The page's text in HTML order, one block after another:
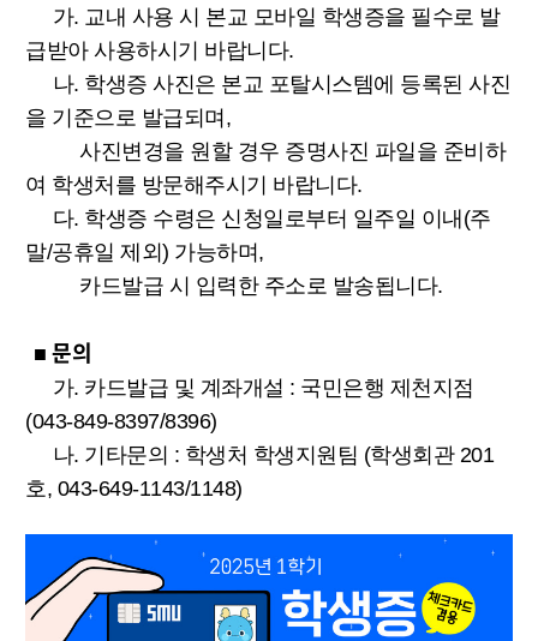
가. 교내 사용 시 본교 모바일 학생증을 필수로 발
급받아 사용하시기 바랍니다.
나. 학생증 사진은 본교 포탈시스템에 등록된 사진
을 기준으로 발급되며,
사진변경을 원할 경우 증명사진 파일을 준비하
여 학생처를 방문해주시기 바랍니다.
다. 학생증 수령은 신청일로부터 일주일 이내(주
말/공휴일 제외) 가능하며,
카드발급 시 입력한 주소로 발송됩니다.
■문의
가. 카드발급 및 계좌개설 : 국민은행 제천지점
(043-849-8397/8396)
나. 기타문의 : 학생처 학생지원팀 (학생회관 201
호, 043-649-1143/1148)